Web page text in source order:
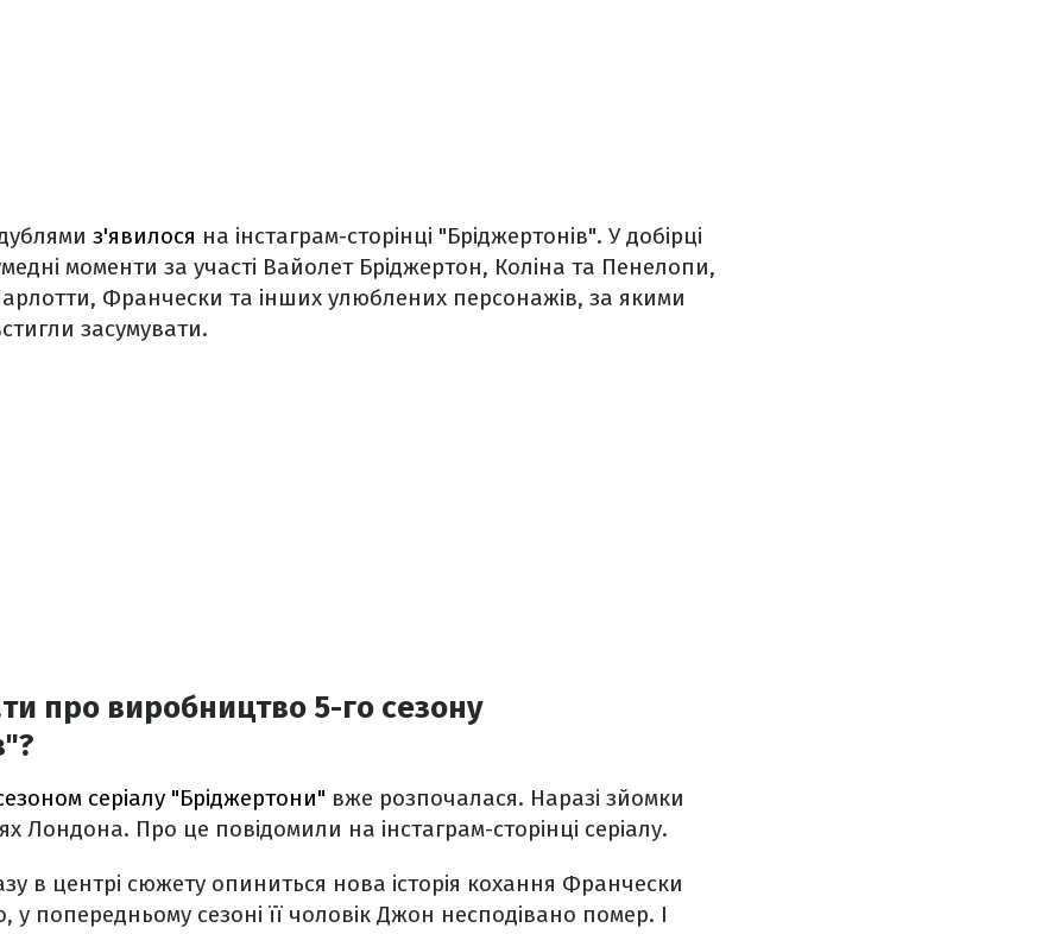
з'явилося на інстаграм-сторінці "Бріджертонів". У добірці
моменти за участі Вайолет Бріджертон, Коліна та Пенелопи,
Франчески та інших улюблених персонажів, за якими
засумувати.
про виробництво 5-го сезону
серіалу "Бріджертони" вже розпочалася. Наразі зйомки
Лондона. Про це повідомили на інстаграм-сторінці серіалу.
в центрі сюжету опиниться нова історія кохання Франчески
у попередньому сезоні її чоловік Джон несподівано помер. І